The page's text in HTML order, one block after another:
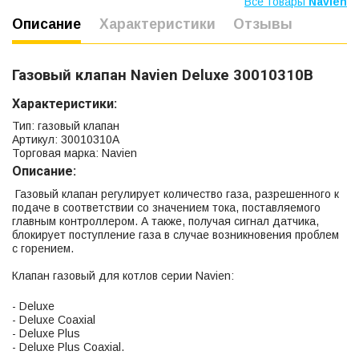
Описание Характеристики Отзывы
Газовый клапан Navien Deluxe 30010310B
Характеристики:
Тип: газовый клапан
Артикул: 30010310A
Торговая марка: Navien
Описание:
Газовый клапан регулирует количество газа, разрешенного к
подаче в соответствии со значением тока, поставляемого
главным контроллером. А также, получая сигнал датчика,
блокирует поступление газа в случае возникновения проблем
с горением.
Клапан газовый для котлов серии Navien:
- Deluxe
- Deluxe Coaxial
- Deluxe Plus
- Deluxe Plus Coaxial.